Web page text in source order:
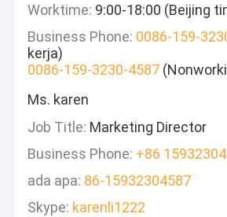
Worktime: 9:00-18:00 (Beijing
Business Phone: 0086-159-
kerja)
0086-159-3230-4587
Ms. karen
Job Title: Marketing Director
Business Phone: +86
ada apa: 86-15932304587
Skype: karenli1222